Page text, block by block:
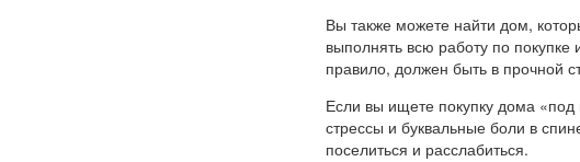
Вы также можете найти дом,
выполнять всю работу по
правило, должен быть в прочной
Если вы ищете покупку дома «под
стрессы и буквальные боли в
поселиться и расслабиться.